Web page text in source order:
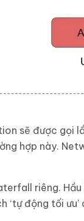
sẽ được gọi
hợp này.
riêng.
‘tự động tối